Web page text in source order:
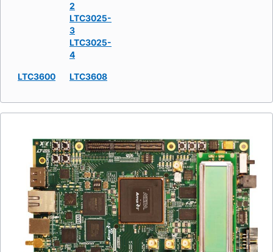
2
LTC3025-
3
LTC3025-
4
LTC3600 LTC3608